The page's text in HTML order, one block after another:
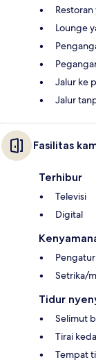
Lounge
Jalur ke
Jalur
Fasilitas
Terhibur
Televisi
Digital
Setrika/
Tidur
Selimut
Tirai
Tempat